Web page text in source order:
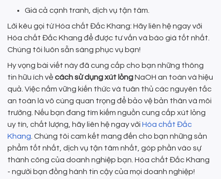
Giá cả cạnh tranh, dịch vụ tận tâm.
Lời kêu gọi từ Hóa chất Đắc Khang: Hãy liên hệ ngay với
Hóa chất Đắc Khang để được tư vấn và báo giá tốt nhất.
Chúng tôi luôn sẵn sàng phục vụ bạn!
Hy vọng bài viết này đã cung cấp cho bạn những thông
tin hữu ích vềcách sử dụng xút lỏngNaOH an toàn và hiệu
quả. Việc nắm vững kiến thức và tuân thủ các nguyên tắc
an toàn là vô cùng quan trọng để bảo vệ bản thân và môi
trường. Nếu bạn đang tìm kiếm nguồn cung cấp xút lỏng
uy tín, chất lượng, hãy liên hệ ngay với Hóa chất Đắc
Khang . Chúng tôi cam kết mang đến cho bạn những sản
phẩm tốt nhất, dịch vụ tận tâm nhất, góp phần vào sự
thành công của doanh nghiệp bạn. Hóa chất Đắc Khang
- người bạn đồng hành tin cậy của mọi doanh nghiệp!